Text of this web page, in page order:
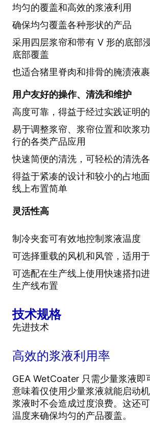
均匀的覆盖和高效的浆液利用
确保均匀覆盖各种形状的产品
采用四层浆帘和带有 V 形的底部
底部覆盖
也适合猪里脊肉和排骨的腌渍液
用户友好的操作、清洗和维护
高度可靠，得益于经过实践证明
易于调整浆帘、浆帘位置和吹浆
行的各类产品应用
快速简便的清洗，可轻松的清洗各
得益于紧凑的设计和较小的占地
线上布置简单
灵活性高
制冷夹套可有效地控制浆液温度
可选择重载的风机和风管，适用
可选配在生产线上使用快速搭扣
生产线布置
技术规格
先进技术
高效的浆液利用率
GEA WetCoater 只需少量浆液即
意味着仅使用少量浆液就能启动
浆液时不会造成过度浪费。这还
温度来确保均匀的产品覆盖。